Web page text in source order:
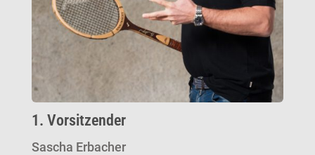
1. Vorsitzender
Sascha Erbacher